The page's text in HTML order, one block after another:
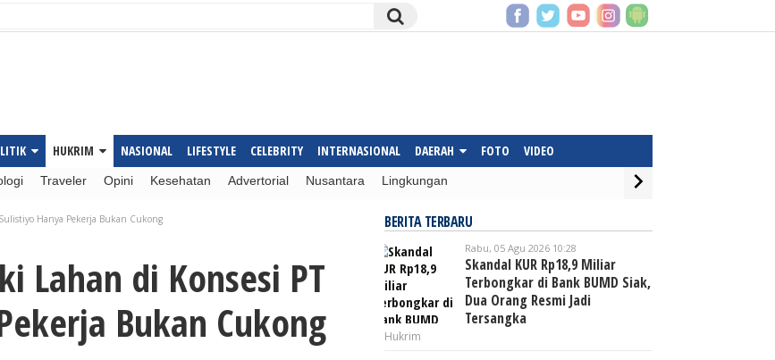
HUKRIM NASIONAL LIFESTYLE CELEBRITY INTERNASIONAL DAERAH FOTO VIDEO
Traveler Opini Kesehatan Advertorial Nusantara Lingkungan
Hanya Pekerja Bukan Cukong
Lahan di Konsesi PT
Bukan Cukong
BERITA TERBARU
Rabu, 05 Agu 2026 10:28
Skandal KUR Rp18,9 Miliar
Terbongkar di Bank BUMD Siak,
Dua Orang Resmi Jadi
Tersangka
Hukrim